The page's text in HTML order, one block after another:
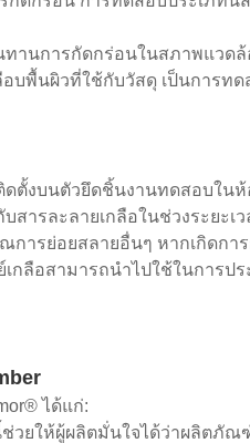
านการกัดกร่อนในสภาพแวด
บพื้นผิวที่ใช้กับวัสดุ เป็นการท
ตั้งบนตัวยึดชิ้นงานทดสอบในห้
สารละลายเกลือในช่วงระยะ
ารย่อยสลายอื่นๆ หากเกิดกา
กลือสามารถนำไปใช้ในการป
ได้แก่:
วยให้ผู้ผลิตมั่นใจได้ว่าผลิตภั